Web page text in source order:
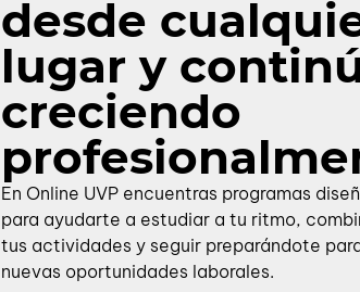
desde
lugar y
creciendo
En Online UVP encuentras programas
para ayudarte a estudiar a tu ritmo,
tus actividades y seguir preparándote
nuevas oportunidades laborales.